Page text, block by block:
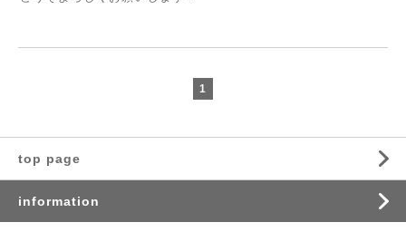
1
top page
information